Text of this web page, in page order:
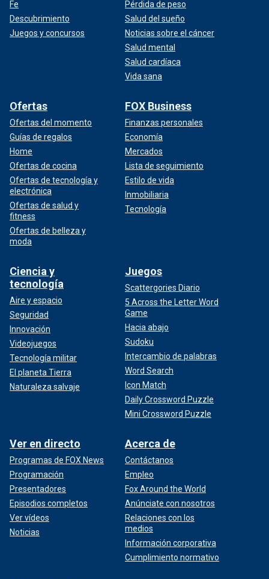
Fe
Descubrimiento
Juegos y concursos
Pérdida de peso
Salud del sueño
Noticias sobre el cáncer
Salud mental
Salud cardíaca
Vida sana
Ofertas
Ofertas del momento
Guías de regalos
Home
Ofertas de cocina
Ofertas de tecnología y
electrónica
Ofertas de salud y
fitness
Ofertas de belleza y
moda
FOX Business
Finanzas personales
Economía
Mercados
Lista de seguimiento
Estilo de vida
Inmobiliaria
Tecnología
Ciencia y
tecnología
Aire y espacio
Seguridad
Innovación
Videojuegos
Tecnología militar
El planeta Tierra
Naturaleza salvaje
Juegos
Scattergories Diario
5 Across the Letter Word
Game
Hacia abajo
Sudoku
Intercambio de palabras
Word Search
Icon Match
Daily Crossword Puzzle
Mini Crossword Puzzle
Ver en directo
Programas de FOX News
Programación
Presentadores
Episodios completos
Ver vídeos
Noticias
Acerca de
Contáctanos
Empleo
Fox Around the World
Anúnciate con nosotros
Relaciones con los
medios
Información corporativa
Cumplimiento normativo